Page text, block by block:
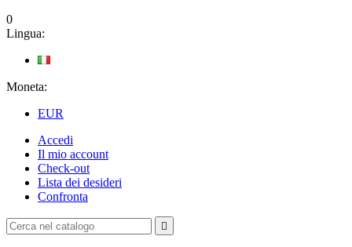
0
Lingua:
Moneta:
EUR
Accedi
Il mio account
Check-out
Lista dei desideri
Confronta
